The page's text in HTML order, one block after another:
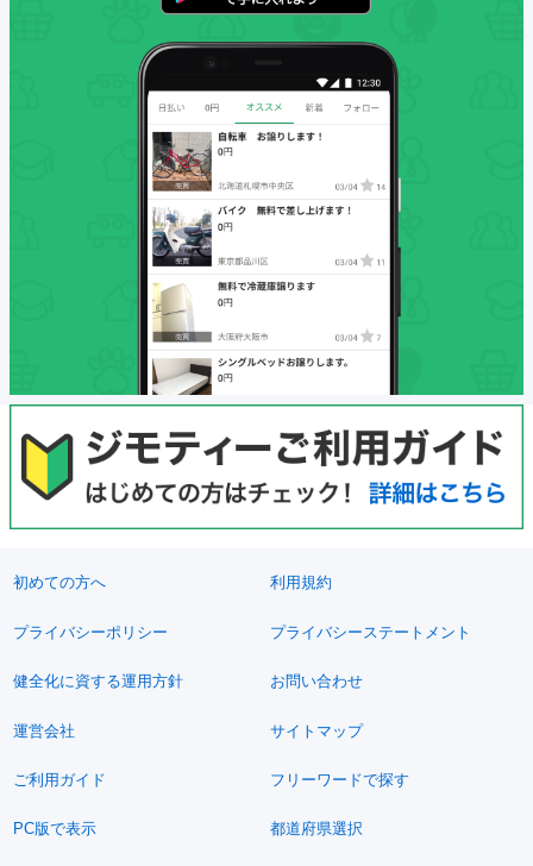
初めての方へ 利用規約
プライバシーポリシー プライバシーステートメント
健全化に資する運用方針 お問い合わせ
運営会社 サイトマップ
ご利用ガイド フリーワードで探す
PC版で表示 都道府県選択